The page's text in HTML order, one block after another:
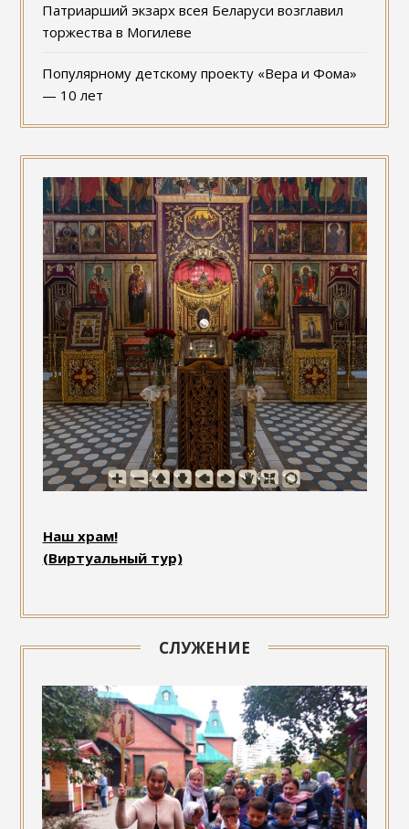
Патриарший экзарх всея Беларуси возглавил
торжества в Могилеве
Популярному детскому проекту «Вера и Фома»
— 10 лет
Наш храм!
(Виртуальный тур)
СЛУЖЕНИЕ